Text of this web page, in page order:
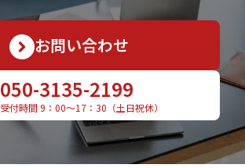
お問い合わせ
050-3135-2199
受付時間 9：00〜17：30（土日祝休）